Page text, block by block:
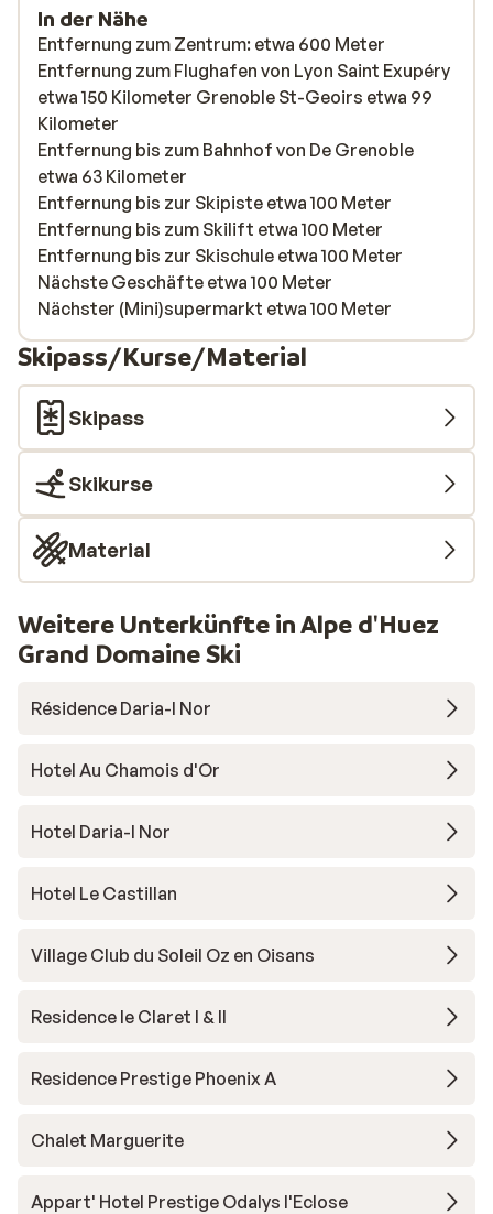
In der Nähe
Entfernung zum Zentrum: etwa 600 Meter
Entfernung zum Flughafen von Lyon Saint Exupéry
etwa 150 Kilometer Grenoble St-Geoirs etwa 99
Kilometer
Entfernung bis zum Bahnhof von De Grenoble
etwa 63 Kilometer
Entfernung bis zur Skipiste etwa 100 Meter
Entfernung bis zum Skilift etwa 100 Meter
Entfernung bis zur Skischule etwa 100 Meter
Nächste Geschäfte etwa 100 Meter
Nächster (Mini)supermarkt etwa 100 Meter
Skipass/Kurse/Material
Skipass
Skikurse
Material
Weitere Unterkünfte in Alpe d'Huez
Grand Domaine Ski
Résidence Daria-I Nor
Hotel Au Chamois d'Or
Hotel Daria-I Nor
Hotel Le Castillan
Village Club du Soleil Oz en Oisans
Residence le Claret I & II
Residence Prestige Phoenix A
Chalet Marguerite
Appart' Hotel Prestige Odalys l'Eclose